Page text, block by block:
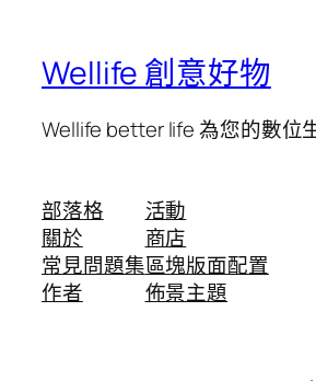
Wellife 創意好物
Wellife better life 為您的數位
部落格
關於
常見問題集
作者
活動
商店
區塊版面配置
佈景主題